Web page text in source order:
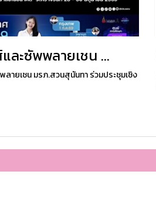
ละซัพพลายเชน ...
ายเชน มรภ.สวนสุนันทา ร่วมประชุมเชิง